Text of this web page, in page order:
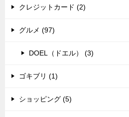
クレジットカード (2)
グルメ (97)
DOEL（ドエル） (3)
ゴキブリ (1)
ショッピング (5)